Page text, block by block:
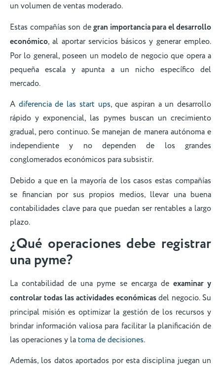
un volumen de ventas moderado.
Estas compañías son degran importancia para el desarrollo
económico, al aportar servicios básicos y generar empleo.
Por lo general, poseen un modelo de negocio que opera a
pequeña escala y apunta a un nicho específico del
mercado.
A diferencia de las start ups, que aspiran a un desarrollo
rápido y exponencial, las pymes buscan un crecimiento
gradual, pero continuo. Se manejan de manera autónoma e
independiente y no dependen de los grandes
conglomerados económicos para subsistir.
Debido a que en la mayoría de los casos estas compañías
se financian por sus propios medios, llevar una buena
contabilidades clave para que puedan ser rentables a largo
plazo.
¿Qué operaciones debe registrar
una pyme?
La contabilidad de una pyme se encarga de examinar y
controlar todas las actividades económicasdel negocio. Su
principal misión es optimizar la gestión de los recursos y
brindar información valiosa para facilitar la planificación de
las operaciones y la toma de decisiones.
Además, los datos aportados por esta disciplina juegan un